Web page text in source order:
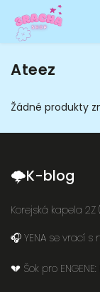
Ateez
Žádné produkty
🌩K-blog
Korejská kapela 2Z
🎧 YENA se vrací
💔 Šok pro